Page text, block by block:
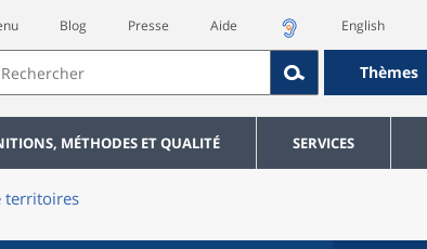
Blog Presse Aide English
Thèmes
MÉTHODES ET QUALITÉ SERVICES
territoires